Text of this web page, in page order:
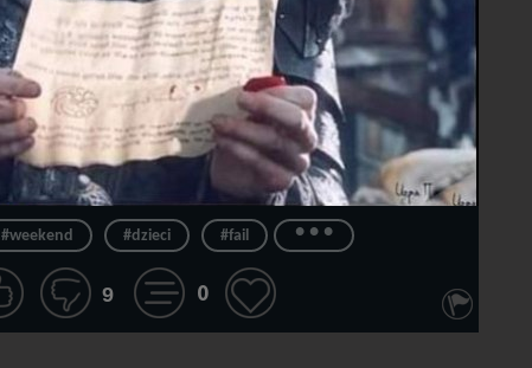
#weekend #dzieci #fail ...
9 0